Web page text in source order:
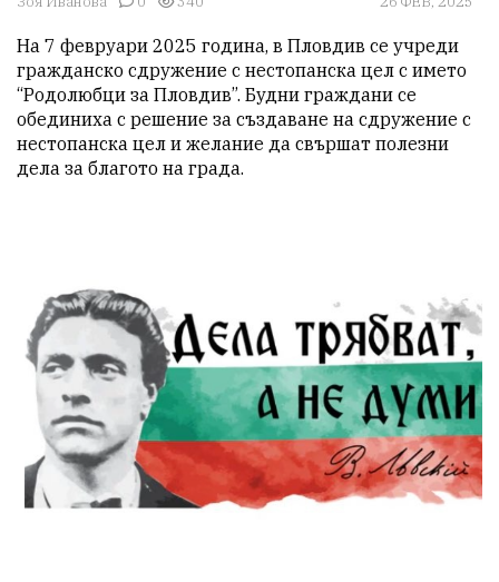
На 7 февруари 2025 година, в Пловдив се учреди
гражданско сдружение с нестопанска цел с името
“Родолюбци за Пловдив”. Будни граждани се
обединиха с решение за създаване на сдружение с
нестопанска цел и желание да свършат полезни
дела за благото на града.